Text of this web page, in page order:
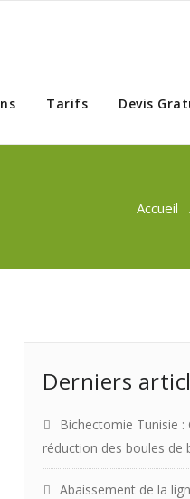
Tarifs Devis
Accueil
Derniers
Bichectomie Tunisie :
réduction des boules de
Abaissement de la